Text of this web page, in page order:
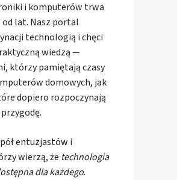
i komputerów trwa
lat. Nasz portal
technologią i chęci
wiedzą —
którzy pamiętają czasy
domowych, jak
dopiero rozpoczynają
entuzjastów i
wierzą, że technologia
dla każdego.